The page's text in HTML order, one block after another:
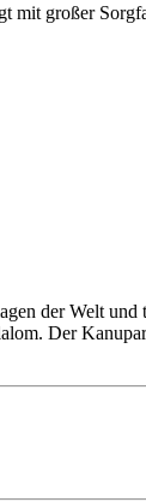
großer
der Welt
Der